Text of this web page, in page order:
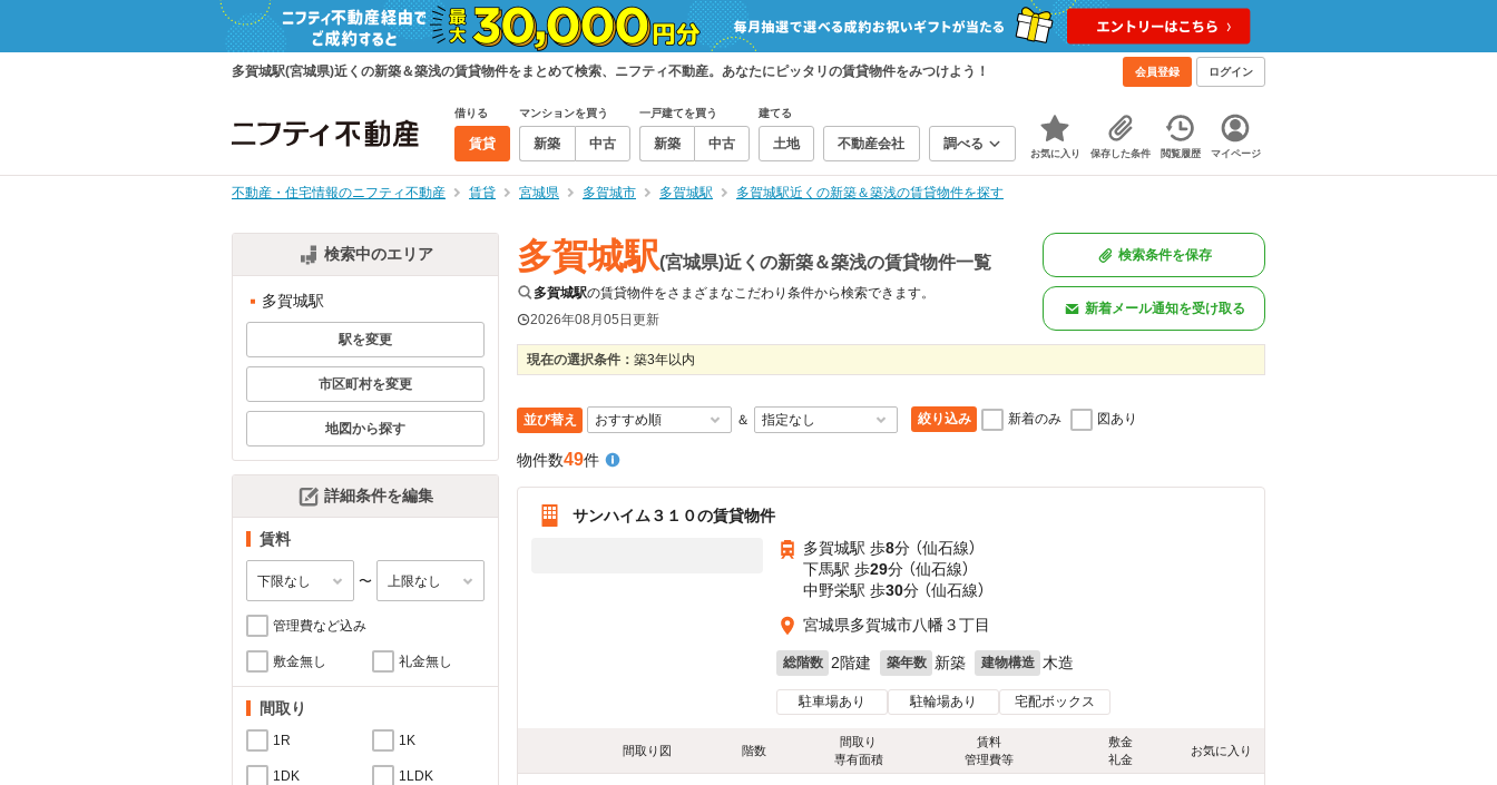
多賀城駅(宮城県)近くの新築＆築浅の賃貸物件をまとめて検索、ニフティ不動産。あなたにピッタリの賃貸物件をみつけよう！ 会員登録 ログイン
借りる
賃貸
マンションを買う
新築 中古
一戸建てを買う
新築 中古
建てる
土地 不動産会社 調べる
お気に入り 保存した条件 閲覧履歴 マイページ
不動産・住宅情報のニフティ不動産 賃貸 宮城県 多賀城市 多賀城駅 多賀城駅近くの新築＆築浅の賃貸物件を探す
検索中のエリア
多賀城駅
駅を変更
市区町村を変更
地図から探す
詳細条件を編集
賃料
〜
管理費など込み
敷金無し 礼金無し
間取り
1R 1K
1DK 1LDK
多賀城駅(宮城県)近くの新築＆築浅の賃貸物件一覧
多賀城駅の賃貸物件をさまざまなこだわり条件から検索できます。
2026年08月05日更新
検索条件を保存
新着メール通知を受け取る
現在の選択条件： 築3年以内
並び替え ＆ 絞り込み 新着のみ 図あり
物件数49件
サンハイム３１０の賃貸物件
多賀城駅 歩8分 （仙石線）
下馬駅 歩29分 （仙石線）
中野栄駅 歩30分 （仙石線）
宮城県多賀城市八幡３丁目
総階数 2階建 築年数 新築 建物構造 木造
駐車場あり 駐輪場あり 宅配ボックス
間取り図 階数
間取り
専有面積
賃料
管理費等
敷金
礼金
お気に入り